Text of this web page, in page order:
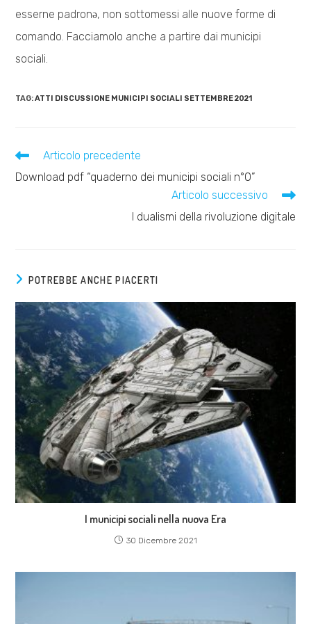
esserne padronə, non sottomessi alle nuove forme di
comando. Facciamolo anche a partire dai municipi
sociali.
TAG:ATTI DISCUSSIONE MUNICIPI SOCIALI SETTEMBRE 2021
Leggi
articoli
Articolo precedente
Download pdf “quaderno dei municipi sociali n°0”
Articolo successivo
I dualismi della rivoluzione digitale
POTREBBE ANCHE PIACERTI
I municipi sociali nella nuova Era
30 Dicembre 2021